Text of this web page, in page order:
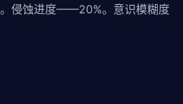
侵蚀进度——20%。意识模糊度